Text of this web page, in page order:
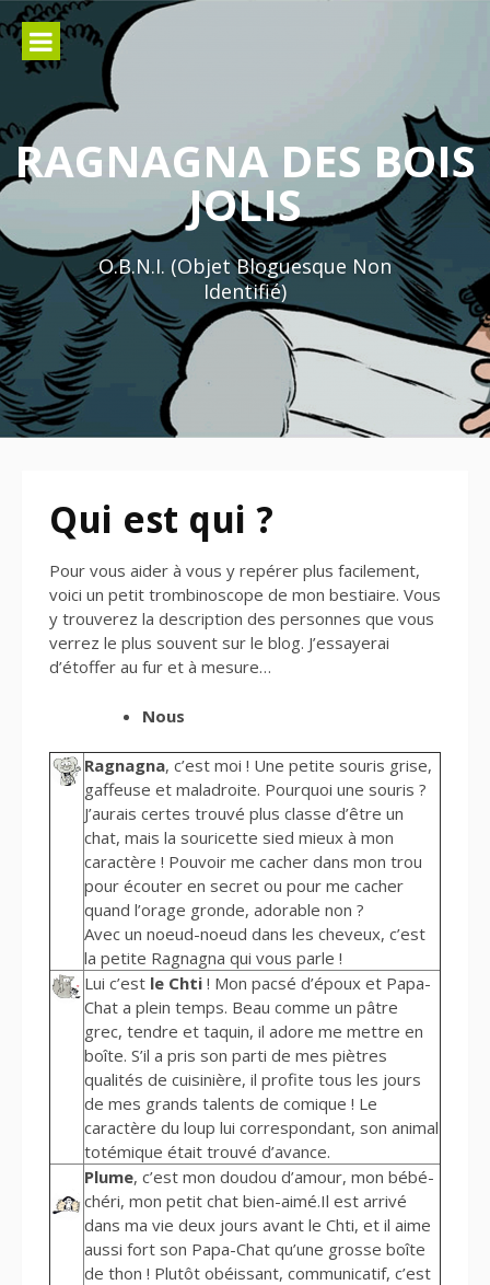
Aller
au
contenu
RAGNAGNA DES BOIS
JOLIS
O.B.N.I. (Objet Bloguesque Non
Identifié)
Qui est qui ?
Pour vous aider à vous y repérer plus facilement,
voici un petit trombinoscope de mon bestiaire. Vous
y trouverez la description des personnes que vous
verrez le plus souvent sur le blog. J’essayerai
d’étoffer au fur et à mesure…
Nous
Ragnagna, c’est moi ! Une petite souris grise,
gaffeuse et maladroite. Pourquoi une souris ?
J’aurais certes trouvé plus classe d’être un
chat, mais la souricette sied mieux à mon
caractère ! Pouvoir me cacher dans mon trou
pour écouter en secret ou pour me cacher
quand l’orage gronde, adorable non ?
Avec un noeud-noeud dans les cheveux, c’est
la petite Ragnagna qui vous parle !
Lui c’est le Chti ! Mon pacsé d’époux et Papa-
Chat a plein temps. Beau comme un pâtre
grec, tendre et taquin, il adore me mettre en
boîte. S’il a pris son parti de mes piètres
qualités de cuisinière, il profite tous les jours
de mes grands talents de comique ! Le
caractère du loup lui correspondant, son animal
totémique était trouvé d’avance.
Plume, c’est mon doudou d’amour, mon bébé-
chéri, mon petit chat bien-aimé.Il est arrivé
dans ma vie deux jours avant le Chti, et il aime
aussi fort son Papa-Chat qu’une grosse boîte
de thon ! Plutôt obéissant, communicatif, c’est